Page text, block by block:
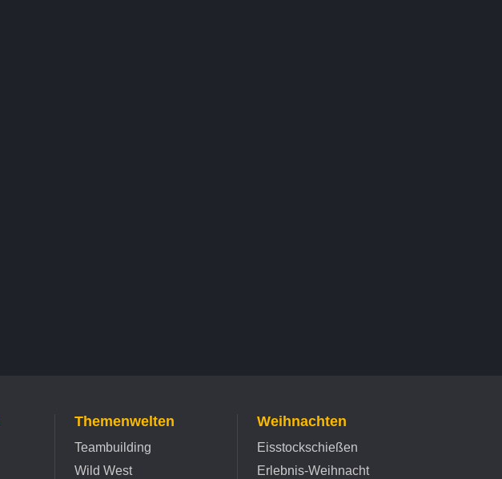
Themenwelten
Teambuilding
Wild West
Weihnachten
Eisstockschießen
Erlebnis-Weihnacht